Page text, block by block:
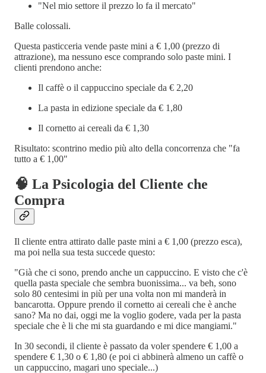
"Nel mio settore il prezzo lo fa il mercato"
Balle colossali.
Questa pasticceria vende paste mini a € 1,00 (prezzo di
attrazione), ma nessuno esce comprando solo paste mini. I
clienti prendono anche:
Il caffè o il cappuccino speciale da € 2,20
La pasta in edizione speciale da € 1,80
Il cornetto ai cereali da € 1,30
Risultato: scontrino medio più alto della concorrenza che "fa
tutto a € 1,00"
🧠 La Psicologia del Cliente che
Compra
Il cliente entra attirato dalle paste mini a € 1,00 (prezzo esca),
ma poi nella sua testa succede questo:
"Già che ci sono, prendo anche un cappuccino. E visto che c'è
quella pasta speciale che sembra buonissima... va beh, sono
solo 80 centesimi in più per una volta non mi manderà in
bancarotta. Oppure prendo il cornetto ai cereali che è anche
sano? Ma no dai, oggi me la voglio godere, vada per la pasta
speciale che è li che mi sta guardando e mi dice mangiami."
In 30 secondi, il cliente è passato da voler spendere € 1,00 a
spendere € 1,30 o € 1,80 (e poi ci abbinerà almeno un caffè o
un cappuccino, magari uno speciale...)